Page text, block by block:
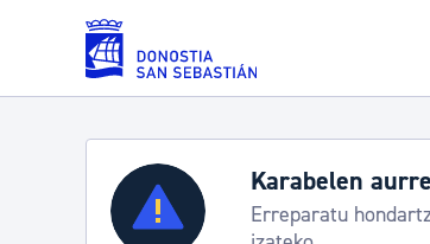
Eduki nagusira joan
Zerbitzuak Karabelen
Erreparatu